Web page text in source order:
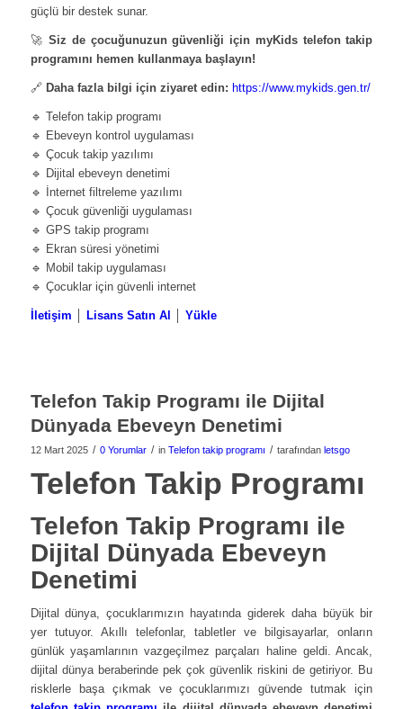
güçlü bir destek sunar.
🚀Siz de çocuğunuzun güvenliği için myKids telefon takip
programını hemen kullanmaya başlayın!
🔗 Daha fazla bilgi için ziyaret edin: https://www.mykids.gen.tr/
🔹 Telefon takip programı
🔹 Ebeveyn kontrol uygulaması
🔹 Çocuk takip yazılımı
🔹 Dijital ebeveyn denetimi
🔹 İnternet filtreleme yazılımı
🔹 Çocuk güvenliği uygulaması
🔹 GPS takip programı
🔹 Ekran süresi yönetimi
🔹 Mobil takip uygulaması
🔹 Çocuklar için güvenli internet
İletişim Lisans Satın Al Yükle
Telefon Takip Programı ile Dijital
Dünyada Ebeveyn Denetimi
12 Mart 2025 / 0 Yorumlar / in Telefon takip programı / tarafından letsgo
Telefon Takip Programı
Telefon Takip Programı ile
Dijital Dünyada Ebeveyn
Denetimi
Dijital dünya, çocuklarımızın hayatında giderek daha büyük bir
yer tutuyor. Akıllı telefonlar, tabletler ve bilgisayarlar, onların
günlük yaşamlarının vazgeçilmez parçaları haline geldi. Ancak,
dijital dünya beraberinde pek çok güvenlik riskini de getiriyor. Bu
risklerle başa çıkmak ve çocuklarımızı güvende tutmak için